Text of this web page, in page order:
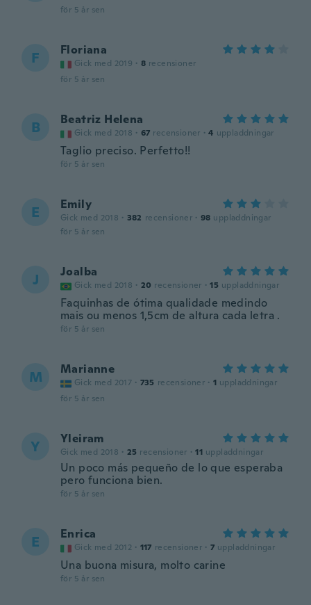
för 5 år sen
F Floriana
Gick med 2019 · 8 recensioner
för 5 år sen
B Beatriz Helena
Gick med 2018 · 67 recensioner · 4 uppladdningar
Taglio preciso. Perfetto!!
för 5 år sen
E Emily
Gick med 2018 · 382 recensioner · 98 uppladdningar
för 5 år sen
J Joalba
Gick med 2018 · 20 recensioner · 15 uppladdningar
Faquinhas de ótima qualidade medindo
mais ou menos 1,5cm de altura cada letra .
för 5 år sen
M Marianne
Gick med 2017 · 735 recensioner · 1 uppladdningar
för 5 år sen
Y Yleiram
Gick med 2018 · 25 recensioner · 11 uppladdningar
Un poco más pequeño de lo que esperaba
pero funciona bien.
för 5 år sen
E Enrica
Gick med 2012 · 117 recensioner · 7 uppladdningar
Una buona misura, molto carine
för 5 år sen